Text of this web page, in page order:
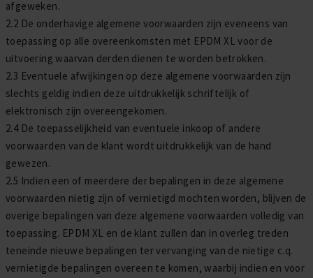
afgeweken.
2.2 De onderhavige algemene voorwaarden zijn eveneens van
toepassing op alle overeenkomsten met EPDM XL voor de
uitvoering waarvan derden dienen te worden betrokken.
2.3 Eventuele afwijkingen op deze algemene voorwaarden zijn
slechts geldig indien deze uitdrukkelijk schriftelijk of
elektronisch zijn overeengekomen.
2.4 De toepasselijkheid van eventuele inkoop of andere
voorwaarden van de klant wordt uitdrukkelijk van de hand
gewezen.
2.5 Indien een of meerdere der bepalingen in deze algemene
voorwaarden nietig zijn of vernietigd mochten worden, blijven de
overige bepalingen van deze algemene voorwaarden volledig van
toepassing. EPDM XL en de klant zullen dan in overleg treden
teneinde nieuwe bepalingen ter vervanging van de nietige c.q.
vernietigde bepalingen overeen te komen, waarbij indien en voor